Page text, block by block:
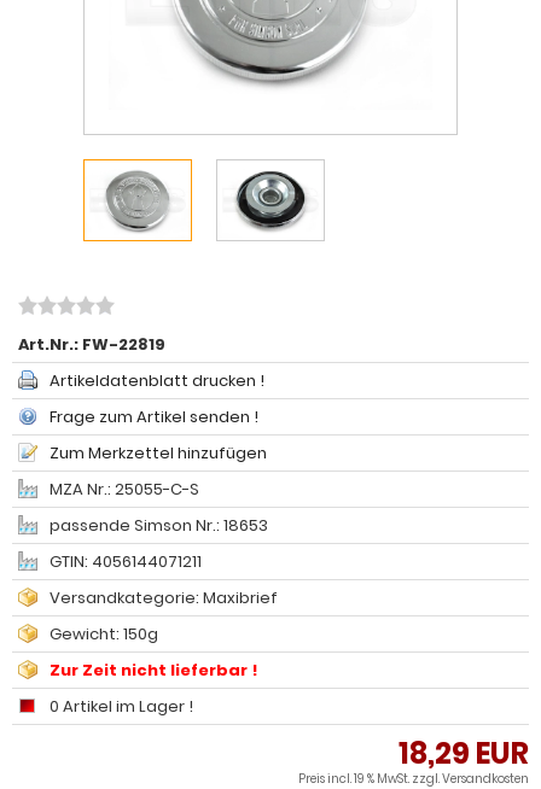
Art.Nr.: FW-22819
Artikeldatenblatt drucken !
Frage zum Artikel senden !
Zum Merkzettel hinzufügen
MZA Nr.: 25055-C-S
passende Simson Nr.: 18653
GTIN: 4056144071211
Versandkategorie: Maxibrief
Gewicht: 150g
Zur Zeit nicht lieferbar !
0 Artikel im Lager !
18,29 EUR
Preis incl. 19 % MwSt. zzgl.Versandkosten